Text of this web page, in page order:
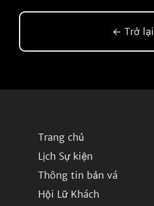
← Trở lại
Trang chủ
Lịch Sự kiện
Thông tin bản vá
Hội Lữ Khách